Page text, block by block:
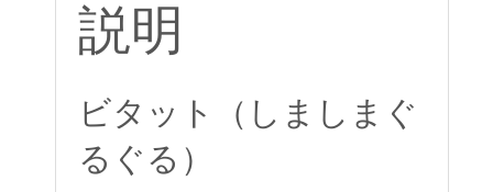
説明
ビタット（しましまぐ
るぐる）